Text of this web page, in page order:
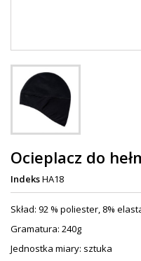
Ocieplacz do
IndeksHA18
Skład: 92 % poliester, 8%
Gramatura: 240g
Jednostka miary: sztuka